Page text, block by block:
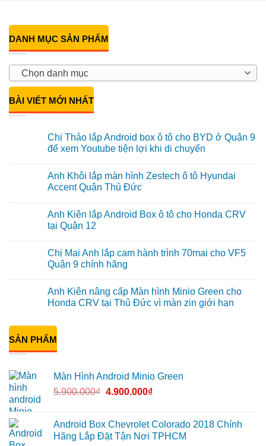
DANH MỤC SẢN PHẨM
Chọn danh mục
BÀI VIẾT MỚI NHẤT
Chị Thảo lắp Android box ô tô cho BYD ở Quận 9
để xem Youtube tiện lợi khi di chuyển
bình
luận
ở
lắp
Android
box
cho
BYD
ở
để
xem
Youtube
di
chuyển
Anh Khôi lắp màn hình Zestech ô tô Hyundai
Accent Quận Thủ Đức
bình
luận
ở
lắp
màn
hình
tô
Hyundai
Accent
Đức
Anh Kiên lắp Android Box ô tô cho Honda CRV
tại Quận 12
bình
luận
ở
lắp
Android
Box
cho
Honda
CRV
tại
Chị Mai Anh lắp cam hành trình 70mai cho VF5
Quận 9 chính hãng
bình
luận
ở
Anh
lắp
cam
hành
cho
Quận
Anh Kiên nâng cấp Màn hình Minio Green cho
Honda CRV tại Thủ Đức vì màn zin giới hạn
bình
luận
ở
Anh
cấp
hình
Honda
CRV
SẢN PHẨM
Màn Hình Android Minio Green
5.900.000₫ 4.900.000₫
Android Box Chevrolet Colorado 2018 Chính
Hãng Lắp Đặt Tận Nơi TPHCM